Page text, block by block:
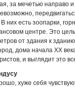
за мечетью направо
них есть зоопарки,
центре. Это
от здания к
дома начала ХХ
и выглядит это
хуже себя